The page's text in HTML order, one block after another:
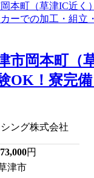
市岡本町（
OK！寮完
ング株式会社
円
津市